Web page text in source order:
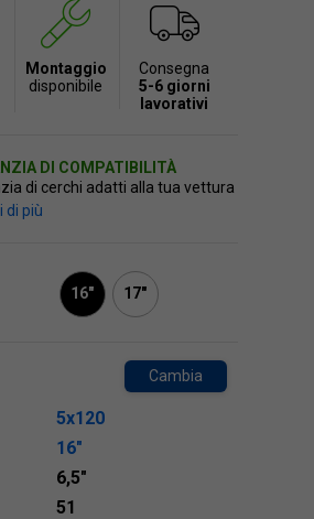
Montaggio
disponibile
Consegna
5-6 giorni
lavorativi
DI COMPATIBILITÀ
di cerchi adatti alla tua vettura
di più
16" 17"
Cambia
5x120
16″
6,5″
51